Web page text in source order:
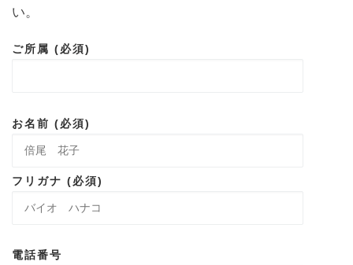
い。
ご所属 (必須)
お名前 (必須)
フリガナ (必須)
電話番号